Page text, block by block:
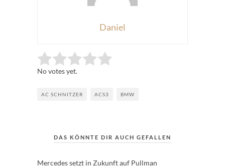
Daniel
Rate this item: Submit Rating
No votes yet.
AC SCHNITZER ACS3 BMW
DAS KÖNNTE DIR AUCH GEFALLEN
Mercedes setzt in Zukunft auf Pullman